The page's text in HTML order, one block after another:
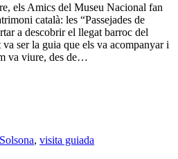
els Amics del Museu Nacional fan
català: les “Passejades de
a descobrir el llegat barroc del
ser la guia que els va acompanyar i
va viure, des de…
Solsona, visita guiada